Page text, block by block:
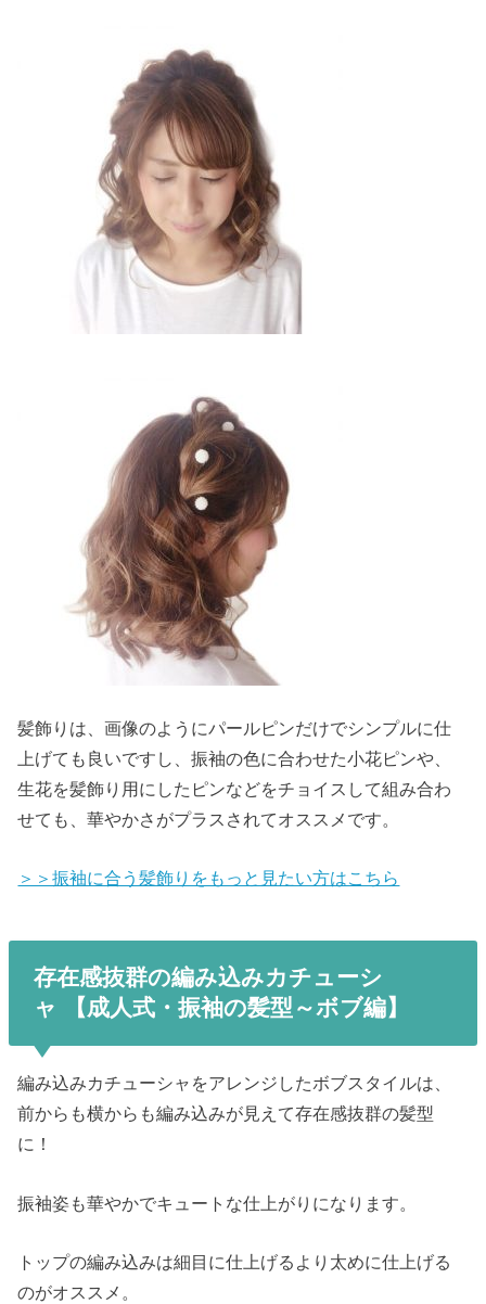
髪飾りは、画像のようにパールピンだけでシンプルに仕
上げても良いですし、振袖の色に合わせた小花ピンや、
生花を髪飾り用にしたピンなどをチョイスして組み合わ
せても、華やかさがプラスされてオススメです。
＞＞振袖に合う髪飾りをもっと見たい方はこちら
存在感抜群の編み込みカチューシ
ャ
【成人式・振袖の髪型～ボブ編】
編み込みカチューシャをアレンジしたボブスタイルは、
前からも横からも編み込みが見えて存在感抜群の髪型
に！
振袖姿も華やかでキュートな仕上がりになります。
トップの編み込みは細目に仕上げるより太めに仕上げる
のがオススメ。